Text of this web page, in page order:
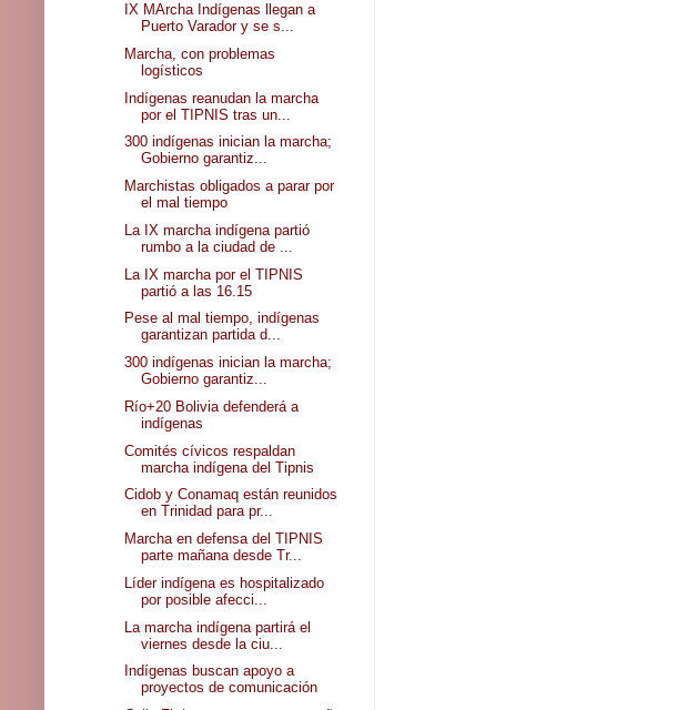
IX MArcha Indígenas llegan a
Puerto Varador y se s...
Marcha, con problemas
logísticos
Indígenas reanudan la marcha
por el TIPNIS tras un...
300 indígenas inician la marcha;
Gobierno garantiz...
Marchistas obligados a parar por
el mal tiempo
La IX marcha indígena partió
rumbo a la ciudad de ...
La IX marcha por el TIPNIS
partió a las 16.15
Pese al mal tiempo, indígenas
garantizan partida d...
300 indígenas inician la marcha;
Gobierno garantiz...
Río+20 Bolivia defenderá a
indígenas
Comités cívicos respaldan
marcha indígena del Tipnis
Cidob y Conamaq están reunidos
en Trinidad para pr...
Marcha en defensa del TIPNIS
parte mañana desde Tr...
Líder indígena es hospitalizado
por posible afecci...
La marcha indígena partirá el
viernes desde la ciu...
Indígenas buscan apoyo a
proyectos de comunicación